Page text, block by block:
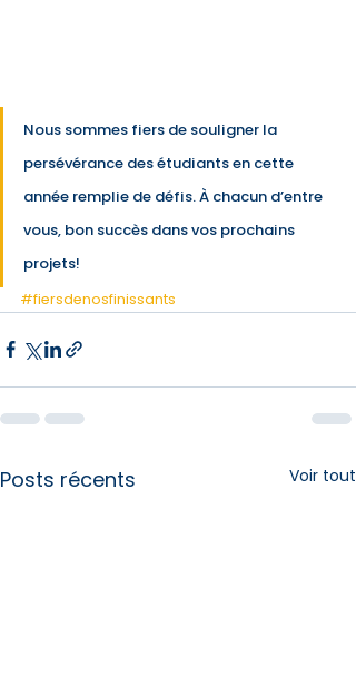
Nous sommes fiers de souligner la
persévérance des étudiants en cette
année remplie de défis. À chacun d’entre
vous, bon succès dans vos prochains
projets!
#fiersdenosfinissants
Posts récents Voir tout